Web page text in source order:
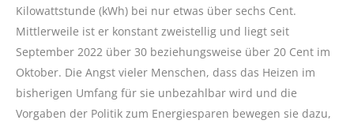
Kilowattstunde (kWh) bei nur etwas über sechs Cent.
Mittlerweile ist er konstant zweistellig und liegt seit
September 2022 über 30 beziehungsweise über 20 Cent im
Oktober. Die Angst vieler Menschen, dass das Heizen im
bisherigen Umfang für sie unbezahlbar wird und die
Vorgaben der Politik zum Energiesparen bewegen sie dazu,